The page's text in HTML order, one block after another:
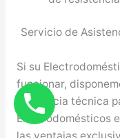
Servicio de
Si su
funcionar,
asistencia técnica
Electrodomésticos